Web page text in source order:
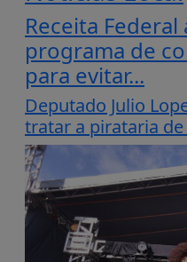
Receita
programa de
para evitar...
Deputado Julio
tratar a pirataria